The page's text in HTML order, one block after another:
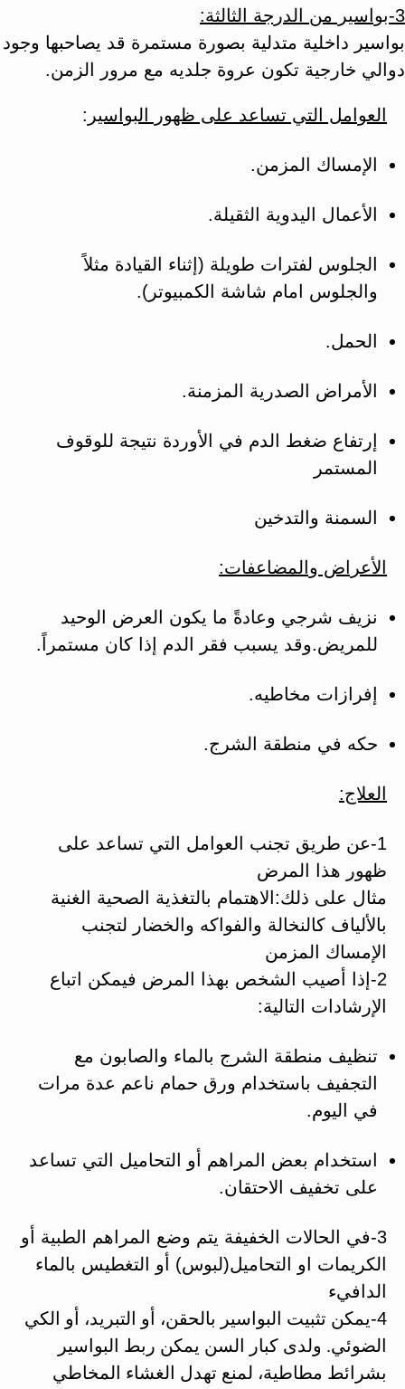
3-بواسير من الدرجة الثالثة:
بواسير داخلية متدلية بصورة مستمرة قد يصاحبها وجود
دوالي خارجية تكون عروة جلديه مع مرور الزمن.
العوامل التي تساعد على ظهور البواسير :
الإمساك المزمن.
الأعمال اليدوية الثقيلة.
الجلوس لفترات طويلة (إثناء القيادة مثلاً
والجلوس امام شاشة الكمبيوتر).
الحمل.
الأمراض الصدرية المزمنة.
إرتفاع ضغط الدم في الأوردة نتيجة للوقوف
المستمر
السمنة والتدخين
الأعراض والمضاعفات:
نزيف شرجي وعادةً ما يكون العرض الوحيد
للمريض.وقد يسبب فقر الدم إذا كان مستمراً.
إفرازات مخاطيه.
حكه في منطقة الشرج.
العلاج:
1-عن طريق تجنب العوامل التي تساعد على
ظهور هذا المرض
مثال على ذلك:الاهتمام بالتغذية الصحية الغنية
بالألياف كالنخالة والفواكه والخضار لتجنب
الإمساك المزمن
2-إذا أصيب الشخص بهذا المرض فيمكن اتباع
الإرشادات التالية:
تنظيف منطقة الشرج بالماء والصابون مع
التجفيف باستخدام ورق حمام ناعم عدة مرات
في اليوم.
استخدام بعض المراهم أو التحاميل التي تساعد
على تخفيف الاحتقان.
3-في الحالات الخفيفة يتم وضع المراهم الطبية أو
الكريمات او التحاميل(لبوس) أو التغطيس بالماء
الدافيء
4- يمكن تثبيت البواسير بالحقن، أو التبريد، أو الكي
الضوئي. ولدى كبار السن يمكن ربط البواسير
بشرائط مطاطية، لمنع تهدل الغشاء المخاطي